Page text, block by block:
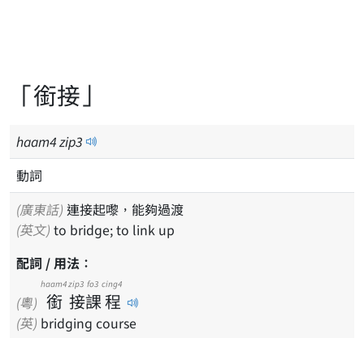
「銜接」
haam4zip3
動詞
(廣東話) 連接起嚟，能夠過渡
(英文) to bridge; to link up
配詞 / 用法：
(粵) 銜
haam4
接
zip3
課
fo3
程
cing4
(英) bridging course